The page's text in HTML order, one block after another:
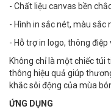
- Chất liệu canvas bền
- Hình in sắc nét, màu sắc
- Hỗ trợ in logo, thông
Không chỉ là một chiếc túi
thông hiệu quả giúp
khắc sôi động của mùa
ỨNG DỤNG